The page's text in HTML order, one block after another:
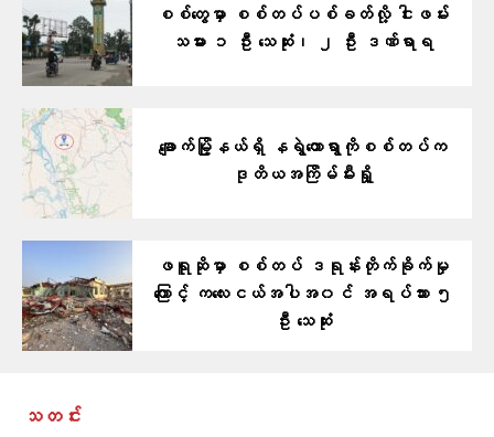
စစ်တွေမှာ စစ်တပ်ပစ်ခတ်လို့ ငါးဖမ်း
သမား ၁ ဦး သေဆုံး၊ ၂ ဦး ဒဏ်ရာရ
ချောက်မြို့နယ်ရှိ နရွဲတောရွာကိုစစ်တပ်က
ဒုတိယအကြိမ်မီးရှို့
ဖရူဆိုမှာ စစ်တပ် ဒရုန်းတိုက်ခိုက်မှု
ကြောင့် ကလေးငယ်အပါအ၀င် အရပ်သား ၅
ဦး သေဆုံး
သတင်း